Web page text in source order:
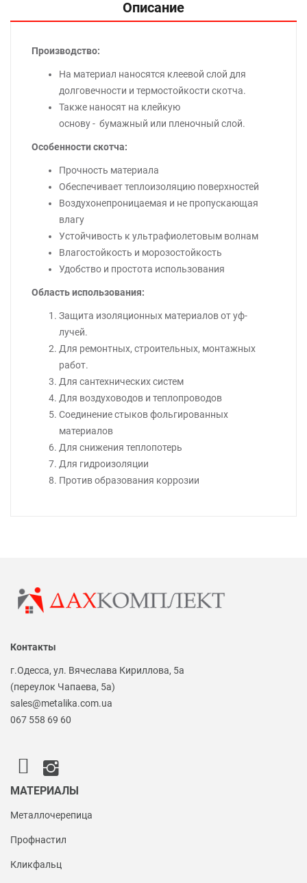
Описание
Производство:
На материал наносятся клеевой слой для
долговечности и термостойкости скотча.
Также наносят на клейкую
основу - бумажный или пленочный слой.
Особенности скотча:
Прочность материала
Обеспечивает теплоизоляцию поверхностей
Воздухонепроницаемая и не пропускающая
влагу
Устойчивость к ультрафиолетовым волнам
Влагостойкость и морозостойкость
Удобство и простота использования
Область использования:
Защита изоляционных материалов от уф-
лучей.
Для ремонтных, строительных, монтажных
работ.
Для сантехнических систем
Для воздуховодов и теплопроводов
Соединение стыков фольгированных
материалов
Для снижения теплопотерь
Для гидроизоляции
Против образования коррозии
Контакты
г.Одесса, ул. Вячеслава Кириллова, 5а
(переулок Чапаева, 5а)
sales@metalika.com.ua
067 558 69 60
МАТЕРИАЛЫ
Металлочерепица
Профнастил
Кликфальц